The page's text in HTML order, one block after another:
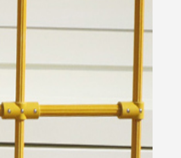
定，不因
5.便于運
裝
電磁波
絕緣